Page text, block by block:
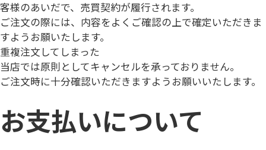
客様のあいだで、売買契約が履行されます。
ご注文の際には、内容をよくご確認の上で確定いただきま
すようお願いたします。
重複注文してしまった
当店では原則としてキャンセルを承っておりません。
ご注文時に十分確認いただきますようお願いいたします。
お支払いについて